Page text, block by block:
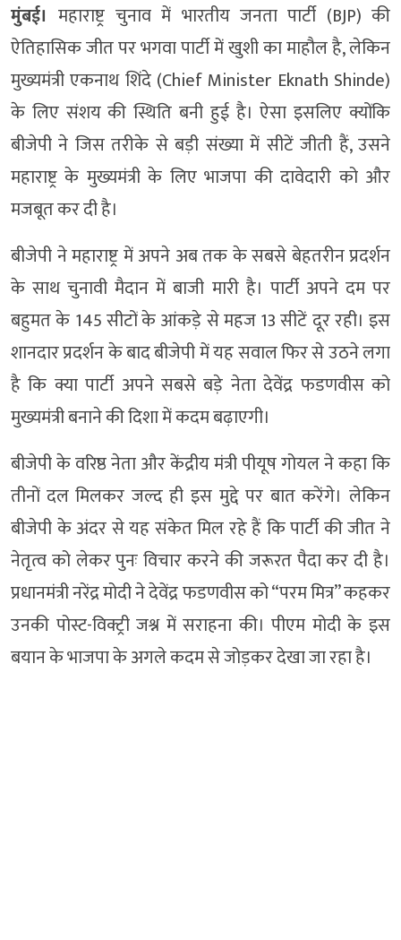
मुंबई।महाराष्ट्र चुनाव में भारतीय जनता पार्टी (BJP) की
ऐतिहासिक जीत पर भगवा पार्टी में खुशी का माहौल है, लेकिन
मुख्यमंत्री एकनाथ शिंदे (Chief Minister Eknath Shinde)
के लिए संशय की स्थिति बनी हुई है। ऐसा इसलिए क्योंकि
बीजेपी ने जिस तरीके से बड़ी संख्या में सीटें जीती हैं, उसने
महाराष्ट्र के मुख्यमंत्री के लिए भाजपा की दावेदारी को और
मजबूत कर दी है।
बीजेपी ने महाराष्ट्र में अपने अब तक के सबसे बेहतरीन प्रदर्शन
के साथ चुनावी मैदान में बाजी मारी है। पार्टी अपने दम पर
बहुमत के 145 सीटों के आंकड़े से महज 13 सीटें दूर रही। इस
शानदार प्रदर्शन के बाद बीजेपी में यह सवाल फिर से उठने लगा
है कि क्या पार्टी अपने सबसे बड़े नेता देवेंद्र फडणवीस को
मुख्यमंत्री बनाने की दिशा में कदम बढ़ाएगी।
बीजेपी के वरिष्ठ नेता और केंद्रीय मंत्री पीयूष गोयल ने कहा कि
तीनों दल मिलकर जल्द ही इस मुद्दे पर बात करेंगे। लेकिन
बीजेपी के अंदर से यह संकेत मिल रहे हैं कि पार्टी की जीत ने
नेतृत्व को लेकर पुनः विचार करने की जरूरत पैदा कर दी है।
प्रधानमंत्री नरेंद्र मोदी ने देवेंद्र फडणवीस को “परम मित्र” कहकर
उनकी पोस्ट-विक्ट्री जश्न में सराहना की। पीएम मोदी के इस
बयान के भाजपा के अगले कदम से जोड़कर देखा जा रहा है।